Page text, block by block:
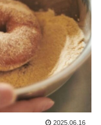
2025.06.16